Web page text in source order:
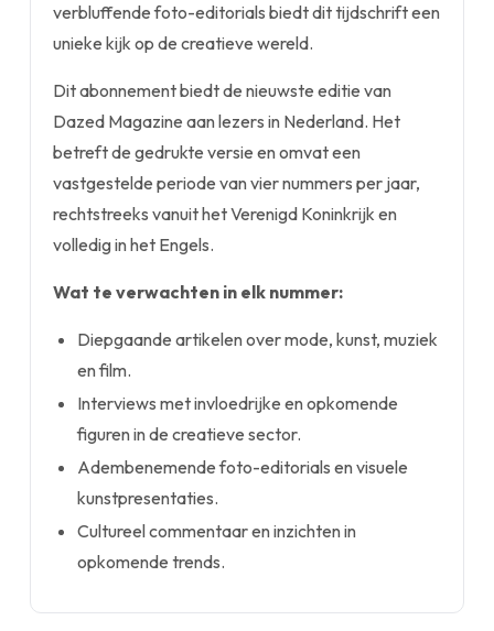
verbluffende foto-editorials biedt dit tijdschrift een
unieke kijk op de creatieve wereld.
Dit abonnement biedt de nieuwste editie van
Dazed Magazine aan lezers in Nederland. Het
betreft de gedrukte versie en omvat een
vastgestelde periode van vier nummers per jaar,
rechtstreeks vanuit het Verenigd Koninkrijk en
volledig in het Engels.
Wat te verwachten in elk nummer:
Diepgaande artikelen over mode, kunst, muziek
en film.
Interviews met invloedrijke en opkomende
figuren in de creatieve sector.
Adembenemende foto-editorials en visuele
kunstpresentaties.
Cultureel commentaar en inzichten in
opkomende trends.